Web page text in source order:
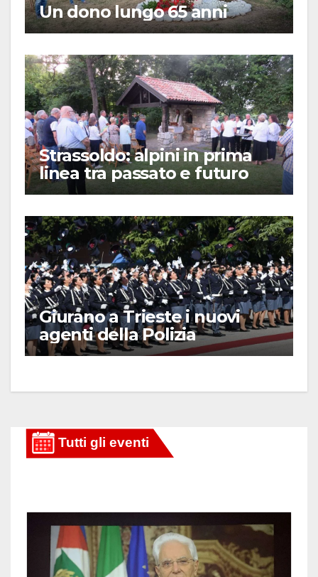
Un dono lungo 65 anni
Strassoldo: alpini in prima
linea tra passato e futuro
Giurano a Trieste i nuovi
agenti della Polizia